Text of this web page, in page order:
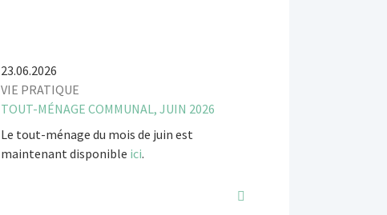
23.06.2026
VIE PRATIQUE
TOUT-MÉNAGE COMMUNAL, JUIN 2026
Le tout-ménage du mois de juin est
maintenant disponible ici.